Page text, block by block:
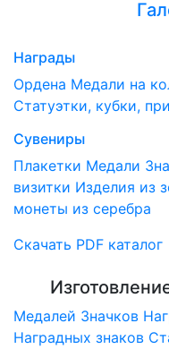
Награды
Ордена Медали на
Статуэтки, кубки,
Сувениры
Плакетки Медали
визитки Изделия из
монеты из серебра
Скачать PDF каталог
Медалей Значков
Наградныx знаков